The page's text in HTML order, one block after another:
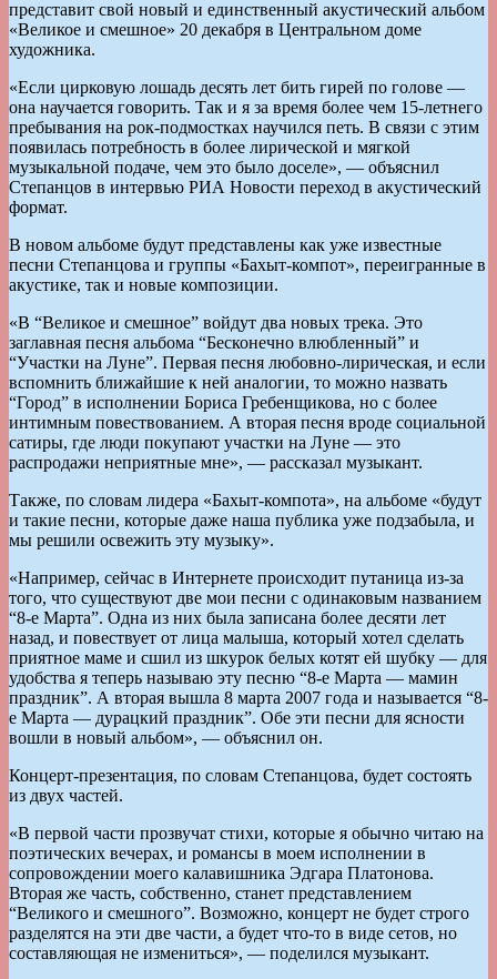
представит свой новый и единственный акустический альбом
«Великое и смешное» 20 декабря в Центральном доме
художника.
«Если цирковую лошадь десять лет бить гирей по голове —
она научается говорить. Так и я за время более чем 15-летнего
пребывания на рок-подмостках научился петь. В связи с этим
появилась потребность в более лирической и мягкой
музыкальной подаче, чем это было доселе», — объяснил
Степанцов в интервью РИА Новости переход в акустический
формат.
В новом альбоме будут представлены как уже известные
песни Степанцова и группы «Бахыт-компот», переигранные в
акустике, так и новые композиции.
«В “Великое и смешное” войдут два новых трека. Это
заглавная песня альбома “Бесконечно влюбленный” и
“Участки на Луне”. Первая песня любовно-лирическая, и если
вспомнить ближайшие к ней аналогии, то можно назвать
“Город” в исполнении Бориса Гребенщикова, но с более
интимным повествованием. А вторая песня вроде социальной
сатиры, где люди покупают участки на Луне — это
распродажи неприятные мне», — рассказал музыкант.
Также, по словам лидера «Бахыт-компота», на альбоме «будут
и такие песни, которые даже наша публика уже подзабыла, и
мы решили освежить эту музыку».
«Например, сейчас в Интернете происходит путаница из-за
того, что существуют две мои песни с одинаковым названием
“8-е Марта”. Одна из них была записана более десяти лет
назад, и повествует от лица малыша, который хотел сделать
приятное маме и сшил из шкурок белых котят ей шубку — для
удобства я теперь называю эту песню “8-е Марта — мамин
праздник”. А вторая вышла 8 марта 2007 года и называется “8-
е Марта — дурацкий праздник”. Обе эти песни для ясности
вошли в новый альбом», — объяснил он.
Концерт-презентация, по словам Степанцова, будет состоять
из двух частей.
«В первой части прозвучат стихи, которые я обычно читаю на
поэтических вечерах, и романсы в моем исполнении в
сопровождении моего калавишника Эдгара Платонова.
Вторая же часть, собственно, станет представлением
“Великого и смешного”. Возможно, концерт не будет строго
разделятся на эти две части, а будет что-то в виде сетов, но
составляющая не измениться», — поделился музыкант.